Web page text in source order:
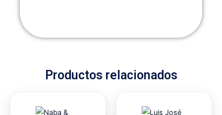
Productos relacionados